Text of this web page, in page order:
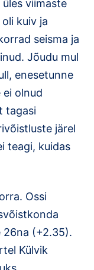
viimaste
kuiv ja
seisma ja
Jõudu mul
enesetunne
ei olnud
tagasi
järel
teagi, kuidas
Ossi
26na (+2.35).
Külvik